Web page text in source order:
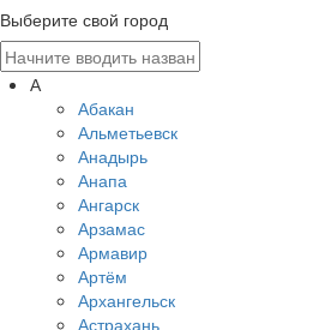
Выберите свой город
А
Абакан
Альметьевск
Анадырь
Анапа
Ангарск
Арзамас
Армавир
Артём
Архангельск
Астрахань